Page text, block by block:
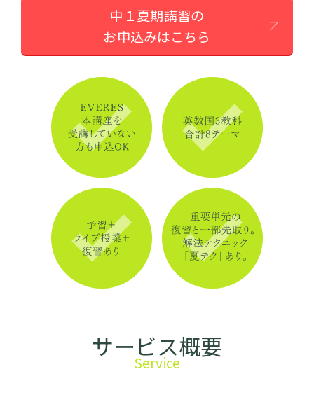
中１夏期講習の
お申込みはこちら
サービス概要
Service